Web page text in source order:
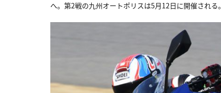
へ。第2戦の九州オートポリスは5月12日に開催される。